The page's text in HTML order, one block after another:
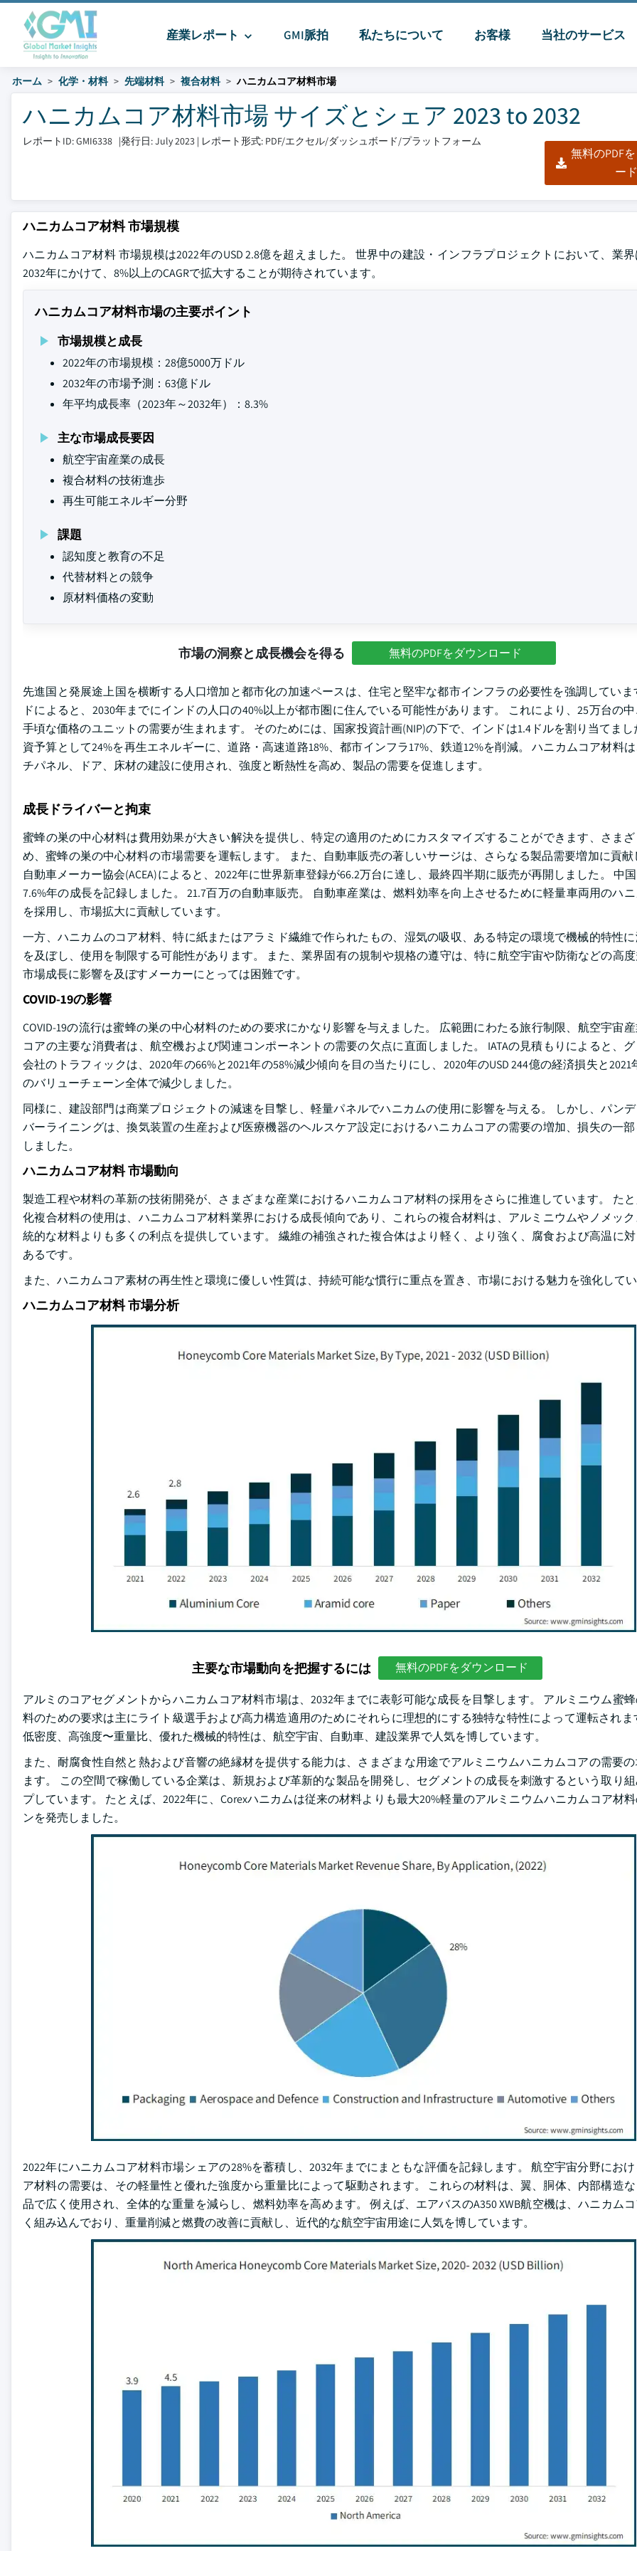
産業レポート GMI脈拍 私たちについて お客様 当社のサービス
ホーム 化学・材料 先端材料 複合材料 ハニカムコア材料市場
ハニカムコア材料市場 サイズとシェア 2023 to 2032
レポートID: GMI6338 |発行日: July 2023 | レポート形式: PDF/エクセル/ダッシュボード/プラットフォーム
無料のPDF
ード
ハニカムコア材料 市場規模
ハニカムコア材料 市場規模は2022年のUSD 2.8億を超えました。 世界中の建設・インフラプロジェクトにおいて、業
2032年にかけて、8%以上のCAGRで拡大することが期待されています。
ハニカムコア材料市場の主要ポイント
市場規模と成長
2022年の市場規模：28億5000万ドル
2032年の市場予測：63億ドル
年平均成長率（2023年～2032年）：8.3%
主な市場成長要因
航空宇宙産業の成長
複合材料の技術進歩
再生可能エネルギー分野
課題
認知度と教育の不足
代替材料との競争
原材料価格の変動
市場の洞察と成長機会を得る 無料のPDFをダウンロード
先進国と発展途上国を横断する人口増加と都市化の加速ペースは、住宅と堅牢な都市インフラの必要性を強調していま
ドによると、2030年までにインドの人口の40%以上が都市圏に住んでいる可能性があります。 これにより、25万台の
手頃な価格のユニットの需要が生まれます。 そのためには、国家投資計画(NIP)の下で、インドは1.4ドルを割り当てま
資予算として24%を再生エネルギーに、道路・高速道路18%、都市インフラ17%、鉄道12%を削減。 ハニカムコア材料
チパネル、ドア、床材の建設に使用され、強度と断熱性を高め、製品の需要を促進します。
成長ドライバーと拘束
蜜蜂の巣の中心材料は費用効果が大きい解決を提供し、特定の適用のためにカスタマイズすることができます、さま
め、蜜蜂の巣の中心材料の市場需要を運転します。 また、自動車販売の著しいサージは、さらなる製品需要増加に貢献
自動車メーカー協会(ACEA)によると、2022年に世界新車登録が66.2万台に達し、最終四半期に販売が再開しました。 中
7.6%年の成長を記録しました。 21.7百万の自動車販売。 自動車産業は、燃料効率を向上させるために軽量車両用のハ
を採用し、市場拡大に貢献しています。
一方、ハニカムのコア材料、特に紙またはアラミド繊維で作られたもの、湿気の吸収、ある特定の環境で機械的特性
を及ぼし、使用を制限する可能性があります。 また、業界固有の規制や規格の遵守は、特に航空宇宙や防衛などの高
市場成長に影響を及ぼすメーカーにとっては困難です。
COVID-19の影響
COVID-19の流行は蜜蜂の巣の中心材料のための要求にかなり影響を与えました。 広範囲にわたる旅行制限、航空宇宙
コアの主要な消費者は、航空機および関連コンポーネントの需要の欠点に直面しました。 IATAの見積もりによると、
会社のトラフィックは、2020年の66%と2021年の58%減少傾向を目の当たりにし、2020年のUSD 244億の経済損失と2021
のバリューチェーン全体で減少しました。
同様に、建設部門は商業プロジェクトの減速を目撃し、軽量パネルでハニカムの使用に影響を与える。 しかし、パン
バーライニングは、換気装置の生産および医療機器のヘルスケア設定におけるハニカムコアの需要の増加、損失の一
しました。
ハニカムコア材料 市場動向
製造工程や材料の革新の技術開発が、さまざまな産業におけるハニカムコア材料の採用をさらに推進しています。 た
化複合材料の使用は、ハニカムコア材料業界における成長傾向であり、これらの複合材料は、アルミニウムやノメッ
統的な材料よりも多くの利点を提供しています。 繊維の補強された複合体はより軽く、より強く、腐食および高温に
あるです。
また、ハニカムコア素材の再生性と環境に優しい性質は、持続可能な慣行に重点を置き、市場における魅力を強化して
ハニカムコア材料 市場分析
主要な市場動向を把握するには 無料のPDFをダウンロード
アルミのコアセグメントからハニカムコア材料市場は、2032年までに表彰可能な成長を目撃します。 アルミニウム蜜
料のための要求は主にライト級選手および高力構造適用のためにそれらに理想的にする独特な特性によって運転されま
低密度、高強度〜重量比、優れた機械的特性は、航空宇宙、自動車、建設業界で人気を博しています。
また、耐腐食性自然と熱および音響の絶縁材を提供する能力は、さまざまな用途でアルミニウムハニカムコアの需要
ます。 この空間で稼働している企業は、新規および革新的な製品を開発し、セグメントの成長を刺激するという取り
プしています。 たとえば、2022年に、Corexハニカムは従来の材料よりも最大20%軽量のアルミニウムハニカムコア材
ンを発売しました。
2022年にハニカムコア材料市場シェアの28%を蓄積し、2032年までにまともな評価を記録します。 航空宇宙分野にお
ア材料の需要は、その軽量性と優れた強度から重量比によって駆動されます。 これらの材料は、翼、胴体、内部構造
品で広く使用され、全体的な重量を減らし、燃料効率を高めます。 例えば、エアバスのA350 XWB航空機は、ハニカム
く組み込んでおり、重量削減と燃費の改善に貢献し、近代的な航空宇宙用途に人気を博しています。